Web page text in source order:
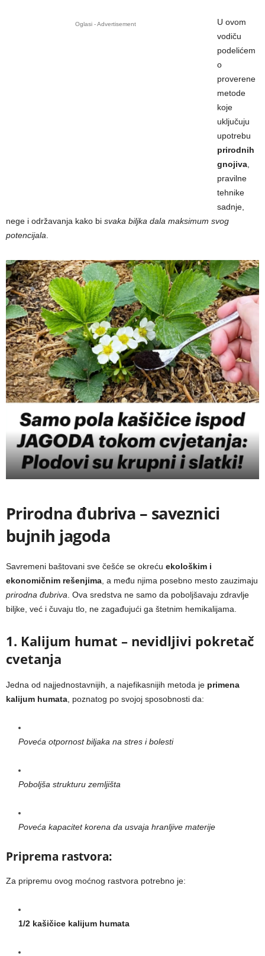
Oglasi - Advertisement
U ovom
vodiču
podelićem
o
proverene
metode
koje
uključuju
upotrebu
prirodnih
gnojiva
pravilne
tehnike
sadnje,
nege i održavanja kako bi svaka biljka dala maksimum svog
potencijala
Prirodna đubriva – saveznici
bujnih jagoda
Savremeni baštovani sve češće se okreću ekološkim i
ekonomičnim rešenjima, a među njima posebno mesto zauzimaju
prirodna đubriva. Ova sredstva ne samo da poboljšavaju zdravlje
biljke, već i čuvaju tlo, ne zagađujući ga štetnim hemikalijama.
1. Kalijum humat – nevidljivi pokretač
cvetanja
Jedna od najjednostavnijih, a najefikasnijih metoda je primena
kalijum humata, poznatog po svojoj sposobnosti da:
Poveća otpornost biljaka na stres i bolesti
Poboljša strukturu zemljišta
Poveća kapacitet korena da usvaja hranljive materije
Priprema rastvora:
Za pripremu ovog moćnog rastvora potrebno je:
1/2 kašičice kalijum humata